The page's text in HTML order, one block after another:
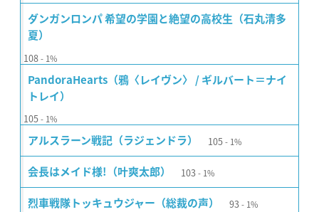
ダンガンロンパ 希望の学園と絶望の高校生（石丸清多
夏）
108 1%
PandoraHearts（鴉〈レイヴン〉 / ギルバート＝ナイ
トレイ）
105 1%
アルスラーン戦記（ラジェンドラ） 105 1%
会長はメイド様!（叶爽太郎） 103 1%
烈車戦隊トッキュウジャー（総裁の声） 93 1%